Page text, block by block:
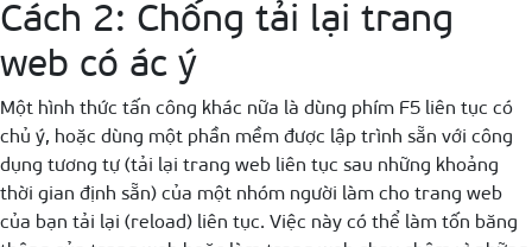
Cách 2: Chống tải lại trang
web có ác ý
Một hình thức tấn công khác nữa là dùng phím F5 liên tục có
chủ ý, hoặc dùng một phần mềm được lập trình sẵn với công
dụng tương tự (tải lại trang web liên tục sau những khoảng
thời gian định sẵn) của một nhóm người làm cho trang web
của bạn tải lại (reload) liên tục. Việc này có thể làm tốn băng